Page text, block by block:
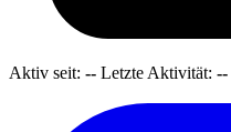
Aktiv seit: -- Letzte Aktivität: --